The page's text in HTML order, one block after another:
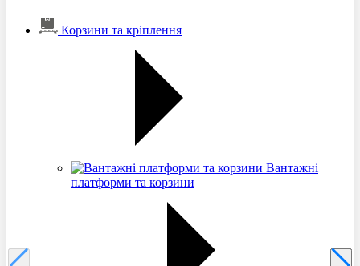
Корзини та кріплення
Вантажні
платформи та корзини